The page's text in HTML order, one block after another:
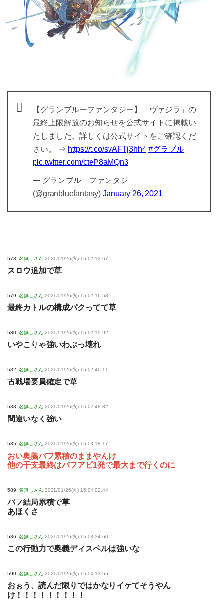
【グランブルーファンタジー】「ヴァジラ」の
最終上限解放のお知らせを公式サイトに掲載い
たしました。詳しくは公式サイトをご確認くだ
さい。 ⇒ https://t.co/svAFTj3hh4 #グラブル
pic.twitter.com/cteP8aMQn3
— グランブルーファンタジー
(@granbluefantasy) January 26, 2021
578: 名無しさん 2021/01/26(火) 15:02:13.67
スロウ追加で草
579: 名無しさん 2021/01/26(火) 15:02:16.58
最終カトルの構成パクってて草
580: 名無しさん 2021/01/26(火) 15:02:19.92
いやこりゃ強いわぶっ壊れ
582: 名無しさん 2021/01/26(火) 15:02:40.11
古戦場要員確定で草
583: 名無しさん 2021/01/26(火) 15:02:48.82
間違いなく強い
585: 名無しさん 2021/01/26(火) 15:03:18.17
おい奥義バフ累積のままやんけ
他の干支最終はバフアビ1発で最大まで行くのに
589: 名無しさん 2021/01/26(火) 15:04:02.44
バフ結局累積で草
あほくさ
586: 名無しさん 2021/01/26(火) 15:03:34.60
この行動力で奥義ディスペルは強いな
590: 名無しさん 2021/01/26(火) 15:04:13.55
おぉう、読んだ限りではかなりイケてそうやん
け！！！！！！！！！